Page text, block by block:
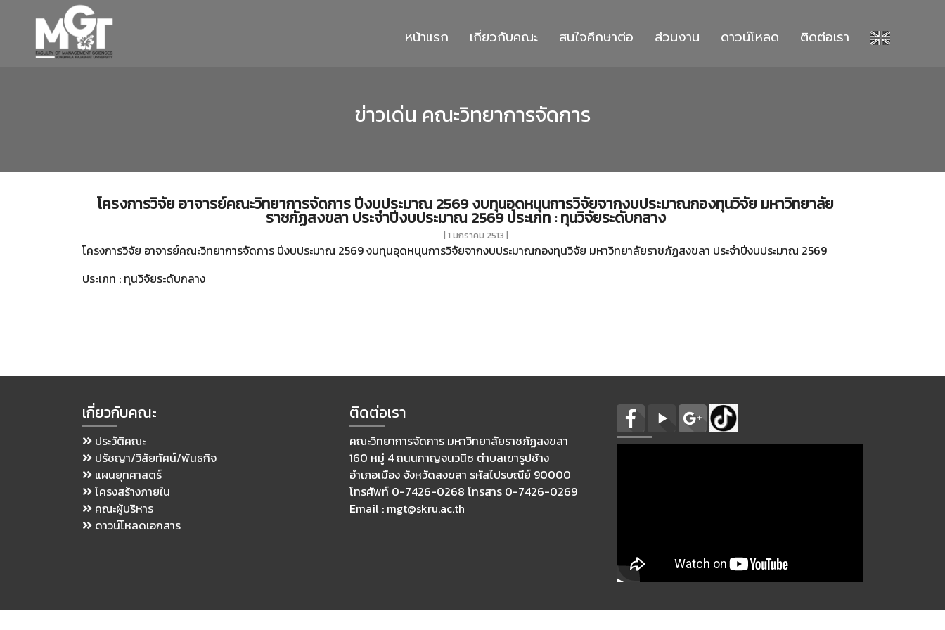
หน้าแรก เกี่ยวกับคณะ สนใจศึกษาต่อ ส่วนงาน ดาวน์โหลด ติดต่อเรา
ข่าวเด่น คณะวิทยาการจัดการ
โครงการวิจัย อาจารย์คณะวิทยาการจัดการ ปีงบประมาณ 2569 งบทุนอุดหนุนการวิจัยจากงบประมาณกองทุนวิจัย มหาวิทยาลัย
ราชภัฏสงขลา ประจำปีงบประมาณ 2569 ประเภท : ทุนวิจัยระดับกลาง
| 1 มกราคม 2513 |
โครงการวิจัย อาจารย์คณะวิทยาการจัดการ ปีงบประมาณ 2569 งบทุนอุดหนุนการวิจัยจากงบประมาณกองทุนวิจัย มหาวิทยาลัยราชภัฏสงขลา ประจำปีงบประมาณ 2569
ประเภท : ทุนวิจัยระดับกลาง
เกี่ยวกับคณะ
ประวัติคณะ
ปรัชญา/วิสัยทัศน์/พันธกิจ
แผนยุทศาสตร์
โครงสร้างภายใน
คณะผู้บริหาร
ดาวน์โหลดเอกสาร
ติดต่อเรา
คณะวิทยาการจัดการ มหาวิทยาลัยราชภัฏสงขลา
160 หมู่ 4 ถนนกาญจนวนิช ตำบลเขารูปช้าง
อำเภอเมือง จังหวัดสงขลา รหัสไปรษณีย์ 90000
โทรศัพท์ 0-7426-0268 โทรสาร 0-7426-0269
Email : mgt@skru.ac.th